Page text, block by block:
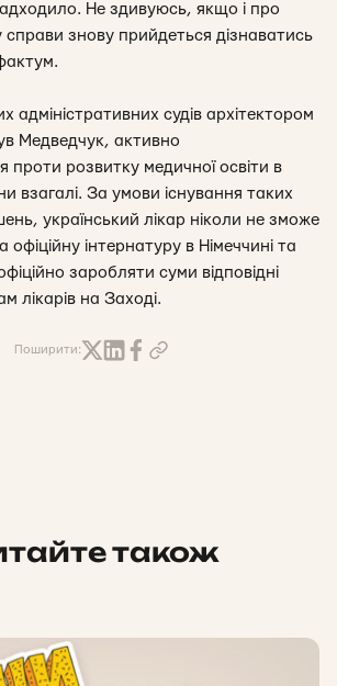
Не здивуюсь, якщо і про
справи знову прийдеться дізнаватись
адміністративних судів архітектором
Медведчук, активно
проти розвитку медичної освіти в
взагалі. За умови існування таких
український лікар ніколи не зможе
інтернатуру в Німеччині та
заробляти суми відповідні
лікарів на Заході.
Поширити:
також